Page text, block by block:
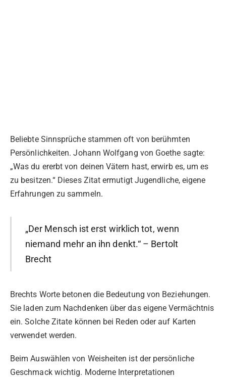
Beliebte Sinnsprüche stammen oft von berühmten
Persönlichkeiten. Johann Wolfgang von Goethe sagte:
„Was du ererbt von deinen Vätern hast, erwirb es, um es
zu besitzen.“ Dieses Zitat ermutigt Jugendliche, eigene
Erfahrungen zu sammeln.
„Der Mensch ist erst wirklich tot, wenn
niemand mehr an ihn denkt.“ – Bertolt
Brecht
Brechts Worte betonen die Bedeutung von Beziehungen.
Sie laden zum Nachdenken über das eigene Vermächtnis
ein. Solche Zitate können bei Reden oder auf Karten
verwendet werden.
Beim Auswählen von Weisheiten ist der persönliche
Geschmack wichtig. Moderne Interpretationen